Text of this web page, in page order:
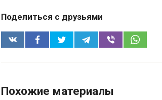
Поделиться с друзьями
Похожие материалы